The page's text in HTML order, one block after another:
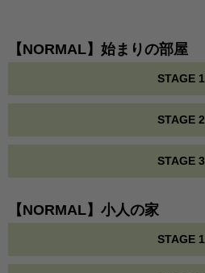
【NORMAL】始まりの部屋
STAGE 1
STAGE 2
STAGE 3
【NORMAL】小人の家
STAGE 1